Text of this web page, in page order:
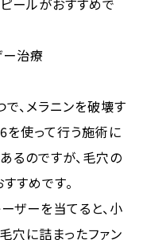
ールがおすすめで
治療
、メラニンを破壊す
を使って行う施術に
るのですが、毛穴の
すめです。
ザーを当てると、小
穴に詰まったファン